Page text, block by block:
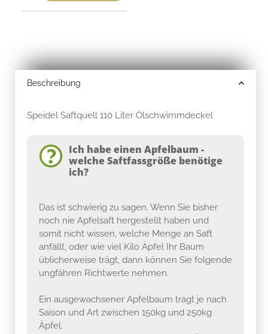
Beschreibung
Speidel Saftquell 110 Liter Ölschwimmdeckel
Ich habe einen Apfelbaum -
welche Saftfassgröße benötige
ich?
Das ist schwierig zu sagen. Wenn Sie bisher
noch nie Apfelsaft hergestellt haben und
somit nicht wissen, welche Menge an Saft
anfällt, oder wie viel Kilo Äpfel Ihr Baum
üblicherweise trägt, dann können Sie folgende
ungfähren Richtwerte nehmen.
Ein ausgewachsener Apfelbaum trägt je nach
Saison und Art zwischen 150kg und 250kg
Äpfel.